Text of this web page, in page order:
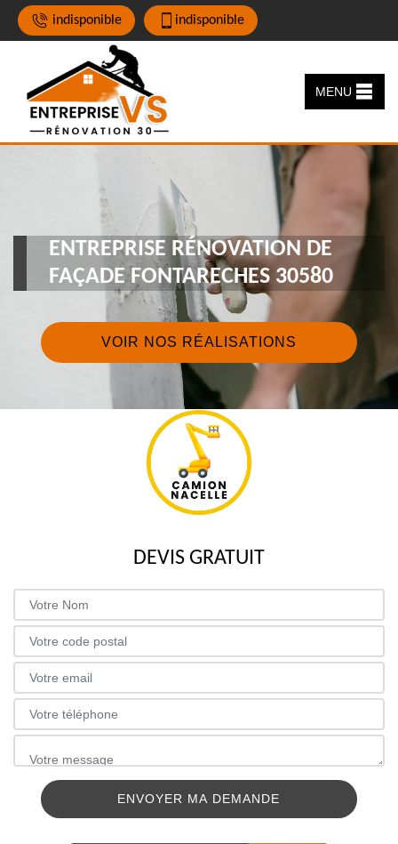
indisponible indisponible
MENU
ENTREPRISE RÉNOVATION DE
FAÇADE FONTARECHES 30580
VOIR NOS RÉALISATIONS
DEVIS GRATUIT